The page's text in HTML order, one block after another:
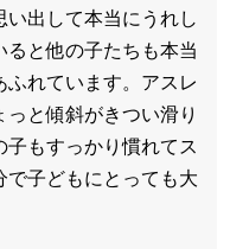
出して本当にうれし
と他の子たちも本当
れています。アスレ
と傾斜がきつい滑り
もすっかり慣れてス
で子どもにとっても大